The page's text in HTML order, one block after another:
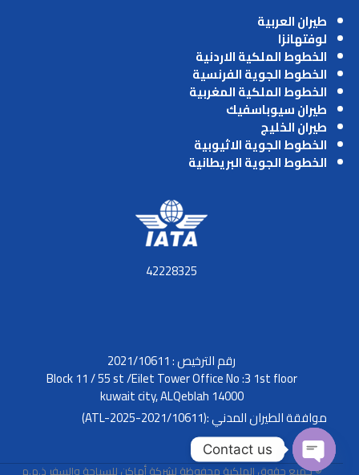
طيران العربية
لوفتهانزا
الخطوط الملكية الاردنية
الخطوط الجوية الفرنسية
الخطوط الملكية المغربية
طيران سيوباسفيك
طيران الخليج
الخطوط الجوية الاثيوبية
الخطوط الجوية البريطانية
42228325
رقم الترخيص : 2021/10611
Block 11 / 55 st /Eilet Tower Office No :3 1st floor
kuwait city, ALQeblah 14000
موافقة الطيران المدني :(2021/10611-ATL-2025)
© جميع حقوق الملكية محفوظة لشركة أماكن للسياحة والسفر ذ.م.م
Contact us